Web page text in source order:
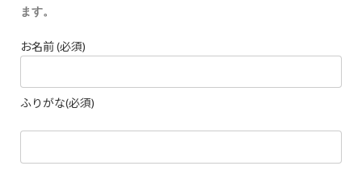
ます。
お名前 (必須)
ふりがな(必須)